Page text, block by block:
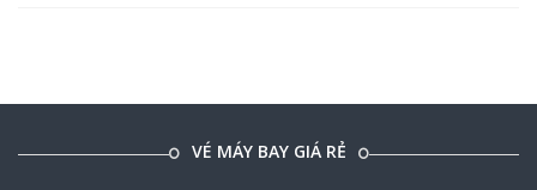
VÉ MÁY BAY GIÁ RẺ